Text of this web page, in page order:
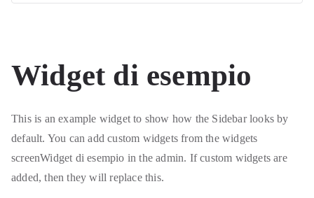
Widget di esempio
This is an example widget to show how the Sidebar looks by
default. You can add custom widgets from the widgets
screenWidget di esempio in the admin. If custom widgets are
added, then they will replace this.